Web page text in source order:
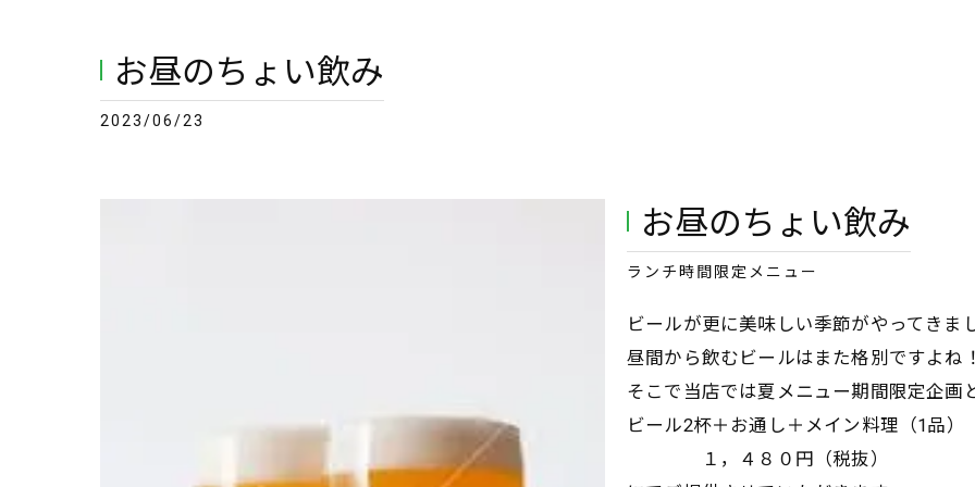
お昼のちょい飲み
2023/06/23
お昼のちょい飲み
ランチ時間限定メニュー
ビールが更に美味しい季節がやってきま
昼間から飲むビールはまた格別ですよね！
そこで当店では夏メニュー期間限定企画
ビール2杯＋お通し＋メイン料理（1品）
１，４８０円（税抜）